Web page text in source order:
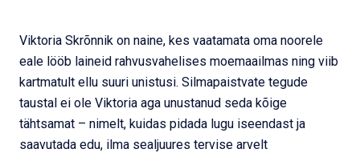
Viktoria Skrõnnik on naine, kes vaatamata oma noorele
eale lööb laineid rahvusvahelises moemaailmas ning viib
kartmatult ellu suuri unistusi. Silmapaistvate tegude
taustal ei ole Viktoria aga unustanud seda kõige
tähtsamat – nimelt, kuidas pidada lugu iseendast ja
saavutada edu, ilma sealjuures tervise arvelt